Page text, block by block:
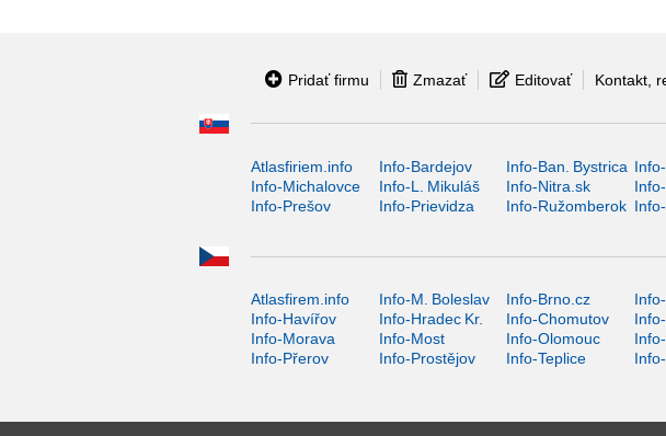
Pridať firmu Zmazať Editovať Kontakt,
Atlasfiriem.info Info-Bardejov Info-Ban. Bystrica
Info-Michalovce
Info-L. Mikuláš Info-Nitra.sk
Info-Prešov
Info-Prievidza Info-Ružomberok
Atlasfirem.info Info-M. Boleslav Info-Brno.cz
Info-Havířov
Info-Hradec Kr. Info-Chomutov
Info-Morava
Info-Most Info-Olomouc
Info-Přerov
Info-Prostějov Info-Teplice